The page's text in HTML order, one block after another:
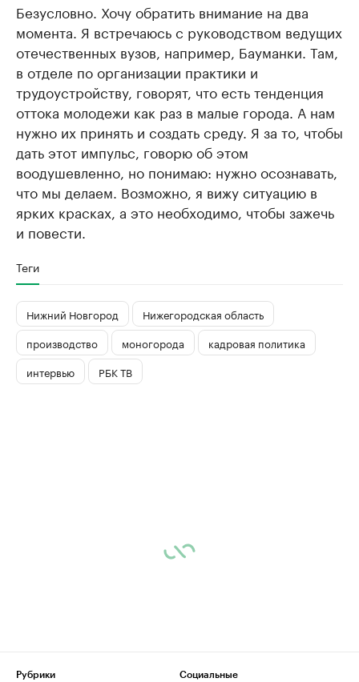
Безусловно. Хочу обратить внимание на два
момента. Я встречаюсь с руководством ведущих
отечественных вузов, например, Бауманки. Там,
в отделе по организации практики и
трудоустройству, говорят, что есть тенденция
оттока молодежи как раз в малые города. А нам
нужно их принять и создать среду. Я за то, чтобы
дать этот импульс, говорю об этом
воодушевленно, но понимаю: нужно осознавать,
что мы делаем. Возможно, я вижу ситуацию в
ярких красках, а это необходимо, чтобы зажечь
и повести.
Теги
Нижний Новгород
Нижегородская область
производство
моногорода
кадровая политика
интервью
РБК ТВ
Рубрики
Социальные